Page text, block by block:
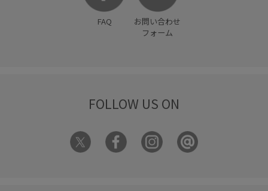
FAQ
お問い合わせ
フォーム
FOLLOW US ON